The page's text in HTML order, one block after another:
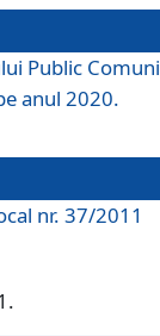
Public
anul 2020.
nr. 37/2011